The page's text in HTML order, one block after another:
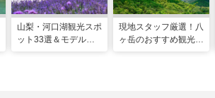
山梨・河口湖観光スポ
ット33選＆モデルコ
現地スタッフ厳選！八
ヶ岳のおすすめ観光ス